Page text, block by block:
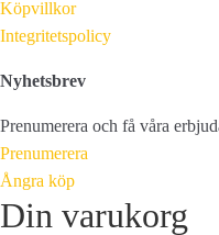
Köpvillkor
Integritetspolicy
Nyhetsbrev
Prenumerera och få våra
Prenumerera
Ångra köp
Din varukorg